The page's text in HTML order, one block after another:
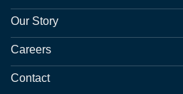
Our Story
Careers
Contact